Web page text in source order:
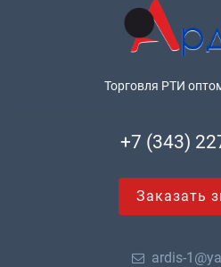
Торговля РТИ
+7 (343)
Заказать
ardis-